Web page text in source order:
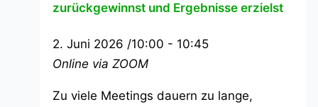
zurückgewinnst und Ergebnisse erzielst
2. Juni 2026 /10:00 - 10:45
Online via ZOOM
Zu viele Meetings dauern zu lange,